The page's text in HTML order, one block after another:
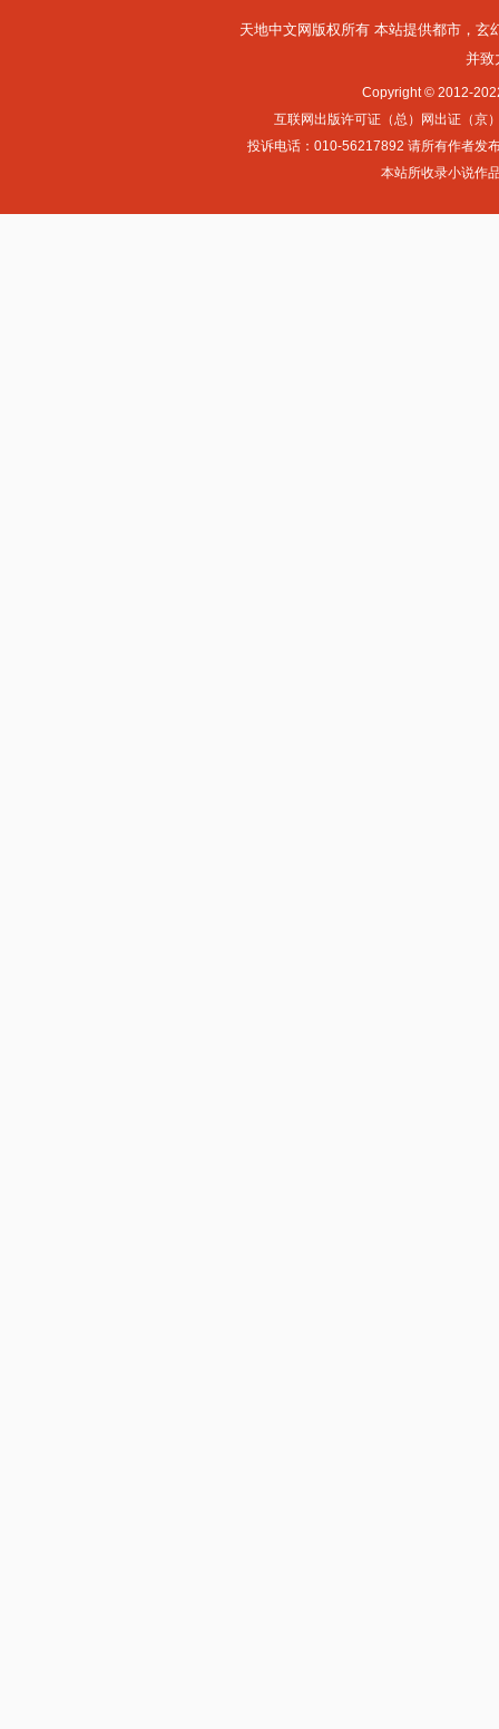
天地中文网版权所有 本站提供都市， 玄
并致
Copyright © 2012-
互联网出版许可证（总）网出证（京
投诉电话：010-56217892 请所有作者发
本站所收录小说作